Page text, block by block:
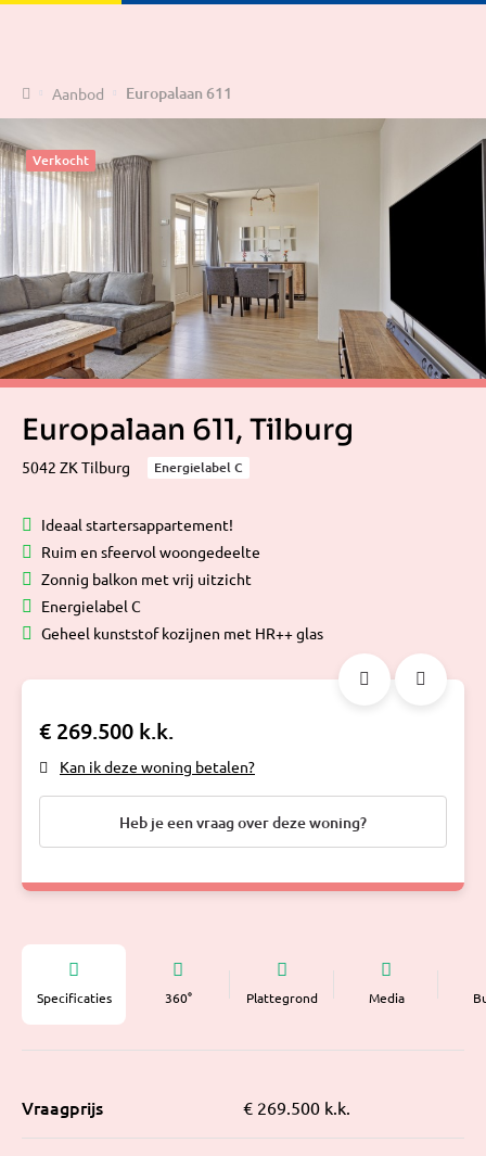
HomeAanbod Europalaan 611
Verkocht
Europalaan 611, Tilburg
5042 ZK Tilburg Energielabel C
Ideaal startersappartement!
Ruim en sfeervol woongedeelte
Zonnig balkon met vrij uitzicht
Energielabel C
Geheel kunststof kozijnen met HR++ glas
€ 269.500 k.k.
Kan ik deze woning betalen?
Heb je een vraag over deze woning?
Specificaties 360° Plattegrond Media
Vraagprijs € 269.500 k.k.